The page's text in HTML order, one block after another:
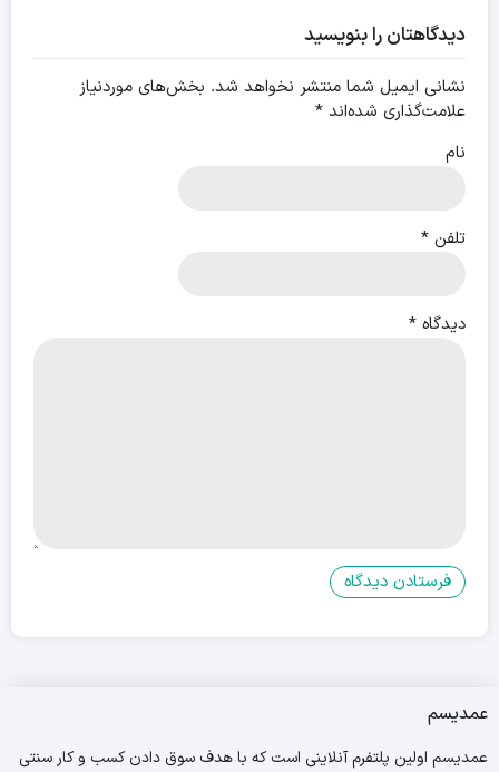
دیدگاهتان را بنویسید
نشانی ایمیل شما منتشر نخواهد شد. بخش‌های موردنیاز
علامت‌گذاری شده‌اند *
نام
تلفن *
دیدگاه *
عمدیسم
عمدیسم اولین پلتفرم آنلاینی است که با هدف سوق دادن کسب و کار سنتی